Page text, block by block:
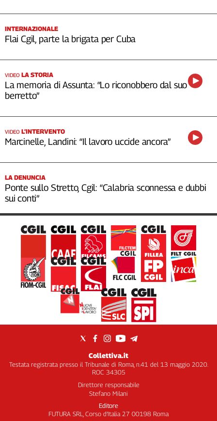
INTERNAZIONALE
Flai Cgil, parte la brigata per Cuba
VIDEO LA STORIA
La memoria di Assunta: “Lo riconobbero dal suo
berretto”
VIDEO L’INTERVENTO
Marcinelle, Landini: “Il lavoro uccide ancora”
LA DENUNCIA
Ponte sullo Stretto, Cgil: “Calabria sconnessa e dubbi
sui conti”
Collettiva.it
Testata registrata presso il Tribunale di Roma, n.41 del 13 maggio 2020.
ROC 34305
Direttore responsabile
Stefano Milani
Editore
FUTURA SRL, Corso d’Italia 27 00198 Roma